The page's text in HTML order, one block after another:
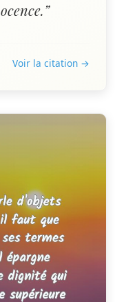
Voir la citation →